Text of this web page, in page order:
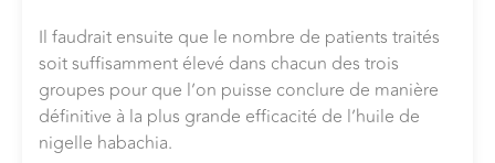
Il faudrait ensuite que le nombre de patients traités
soit suffisamment élevé dans chacun des trois
groupes pour que l’on puisse conclure de manière
définitive à la plus grande efficacité de l’huile de
nigelle habachia.